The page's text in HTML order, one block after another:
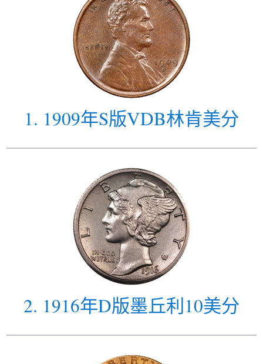
1. 1909年S版VDB林肯美分
2. 1916年D版墨丘利10美分